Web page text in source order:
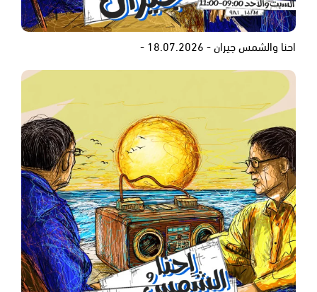
احنا والشمس جيران - 18.07.2026 -